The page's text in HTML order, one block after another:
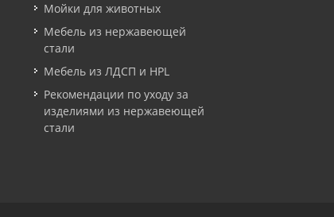
Мойки для животных
Мебель из нержавеющей
стали
Мебель из ЛДСП и HPL
Рекомендации по уходу за
изделиями из нержавеющей
стали